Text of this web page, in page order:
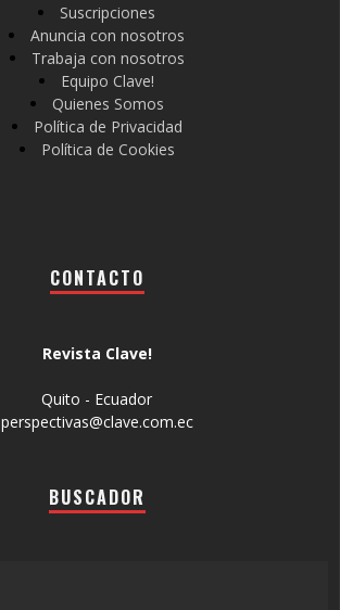
Suscripciones
Anuncia con nosotros
Trabaja con nosotros
Equipo Clave!
Quienes Somos
Política de Privacidad
Política de Cookies
CONTACTO
Revista Clave!
Quito - Ecuador
perspectivas@clave.com.ec
BUSCADOR